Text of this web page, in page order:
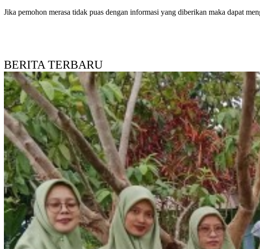
Jika pemohon merasa tidak puas dengan informasi yang diberikan maka dapat
BERITA TERBARU